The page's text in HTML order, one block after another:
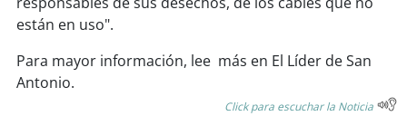
soytemuco
soy valdivia
están en uso".
Para mayor información, lee más en El Líder de San
Antonio.
Click para escuchar la Noticia